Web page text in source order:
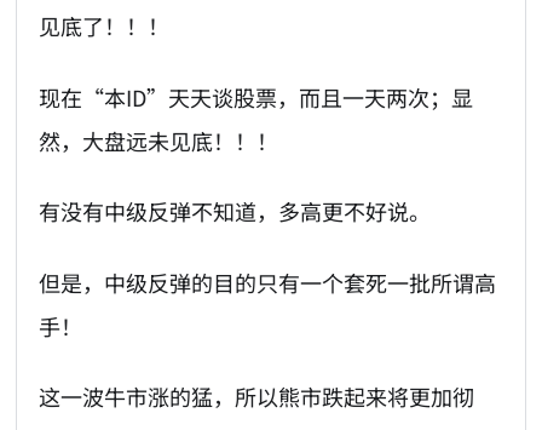
见底了！！！
现在“本ID”天天谈股票，而且一天两次；显
然，大盘远未见底！！！
有没有中级反弹不知道，多高更不好说。
但是，中级反弹的目的只有一个套死一批所谓高
手！
这一波牛市涨的猛，所以熊市跌起来将更加彻